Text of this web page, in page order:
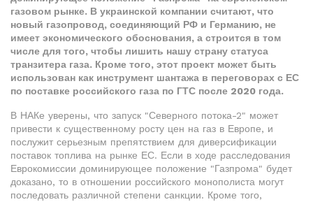
газовом рынке. В украинской компании считают, что
новый газопровод, соединяющий РФ и Германию, не
имеет экономического обоснования, а строится в том
числе для того, чтобы лишить нашу страну статуса
транзитера газа. Кроме того, этот проект может быть
использован как инструмент шантажа в переговорах с ЕС
по поставке российского газа по ГТС после 2020 года.
В НАКе уверены, что запуск "Северного потока-2" может
привести к существенному росту цен на газ в Европе, и
послужит серьезным препятствием для диверсификации
поставок топлива на рынке ЕС. Если в ходе расследования
Еврокомиссии доминирующее положение "Газпрома" будет
доказано, то в отношении российского монополиста могут
последовать различной степени санкции. Кроме того,